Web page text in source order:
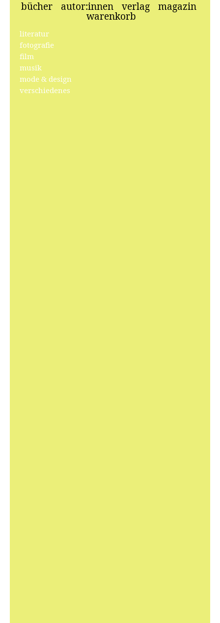
bücher autor:innen verlag
magazin
warenkorb
literatur
fotografie
film
musik
mode & design
verschiedenes